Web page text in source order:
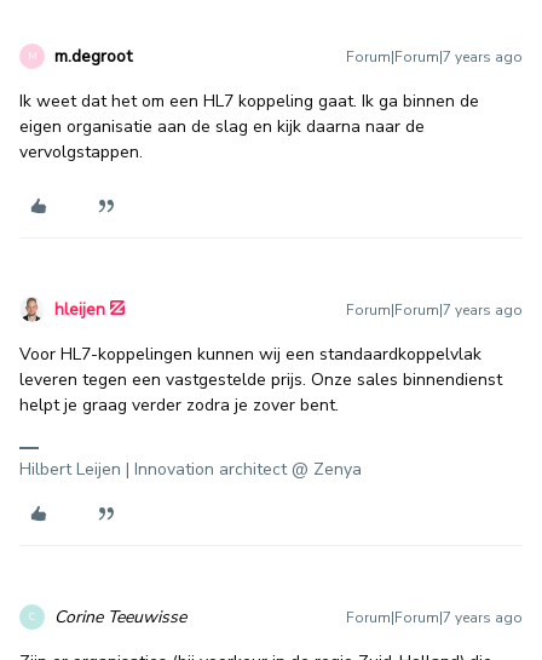
M m.degroot Forum|Forum|7 years ago
Ik weet dat het om een HL7 koppeling gaat. Ik ga binnen de
eigen organisatie aan de slag en kijk daarna naar de
vervolgstappen.
hleijen Forum|Forum|7 years ago
Voor HL7-koppelingen kunnen wij een standaardkoppelvlak
leveren tegen een vastgestelde prijs. Onze sales binnendienst
helpt je graag verder zodra je zover bent.
Hilbert Leijen | Innovation architect @ Zenya
C Corine Teeuwisse Forum|Forum|7 years ago